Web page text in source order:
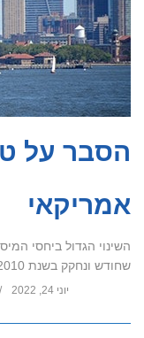
הסבר על
אמריקאי
שחודש ונחקק בשנת 2010, שחלק ממטרותיו זה להילחם בהלבנת
יוני 24, 2022